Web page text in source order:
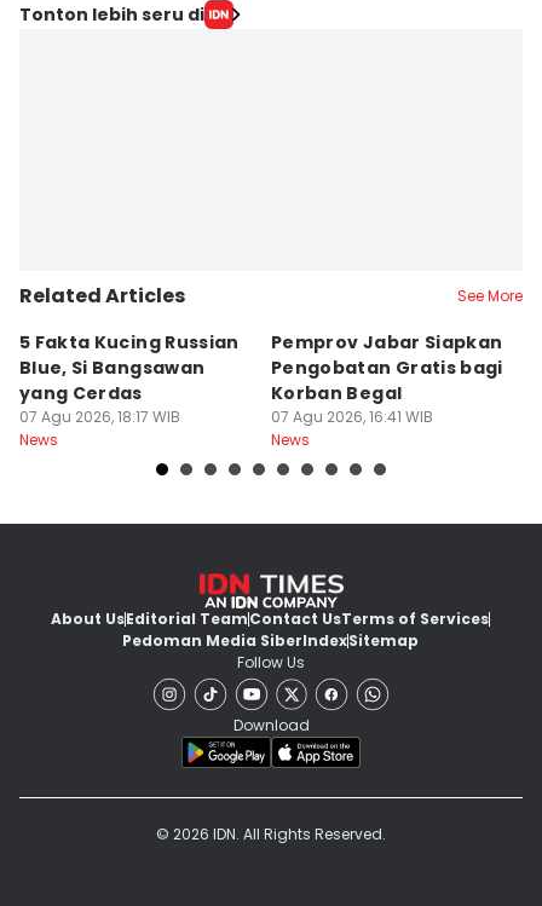
Tonton lebih seru di
Related Articles See More
5 Fakta Kucing Russian
Blue, Si Bangsawan
yang Cerdas
07 Agu 2026, 18:17 WIB
News
Pemprov Jabar Siapkan
Pengobatan Gratis bagi
Korban Begal
07 Agu 2026, 16:41 WIB
News
About UsEditorial TeamContact UsTerms of Services
Pedoman Media SiberIndexSitemap
Follow Us
Download
© 2026 IDN. All Rights Reserved.